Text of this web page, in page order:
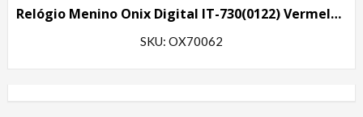
Relógio Menino Onix Digital IT-730(0122) Vermelho e Preto
SKU: OX70062